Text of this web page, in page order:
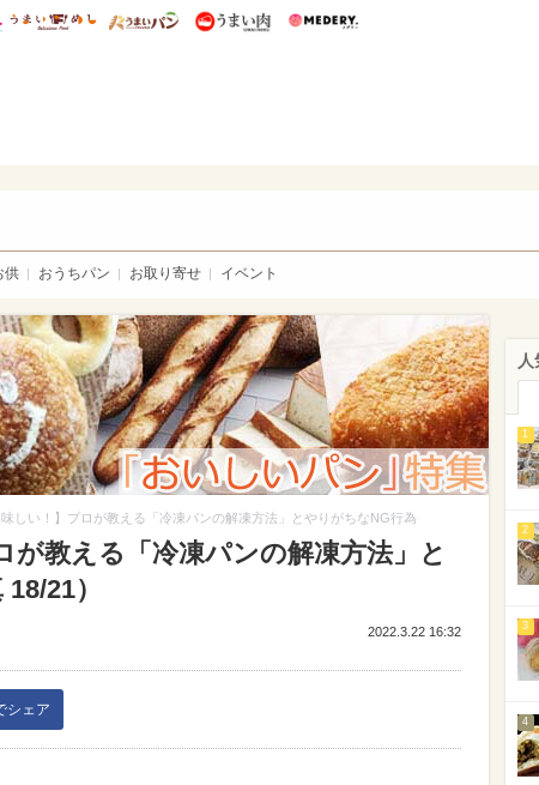
研 ディズニー特集
mimot. うまいめし うまいパン うまい肉
供 おうちパン お取り寄せ イベント
しい！】プロが教える「冷凍パンの解凍方法」とやりがちなNG行為
が教える「冷凍パンの解凍方法」と
21）
2022.3.22 16:32
シェア
1
2
3
4